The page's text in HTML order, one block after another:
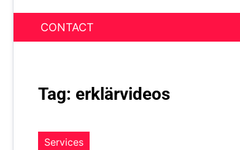
News Nest
CONTACT
Tag: erklärvideos
Services